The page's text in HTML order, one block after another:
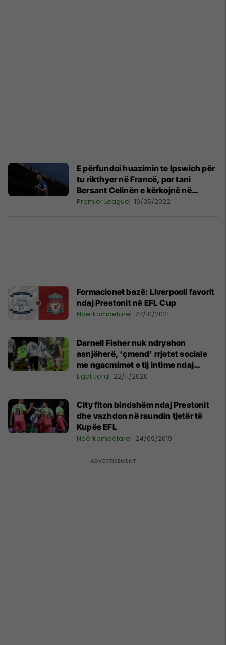
E përfundoi huazimin te Ipswich për
tu rikthyer në Francë, por tani
Bersant Celinën e kërkojnë në
Championship
Premier League 19/05/2022
Formacionet bazë: Liverpooli favorit
ndaj Prestonit në EFL Cup
Ndërkombëtare 27/10/2021
Darnell Fisher nuk ndryshon
asnjëherë, ‘çmend’ rrjetet sociale
me ngacmimet e tij intime ndaj
kundërshtarëve
Ligat tjera 22/11/2020
City fiton bindshëm ndaj Prestonit
dhe vazhdon në raundin tjetër të
Kupës EFL
Ndërkombëtare 24/09/2019